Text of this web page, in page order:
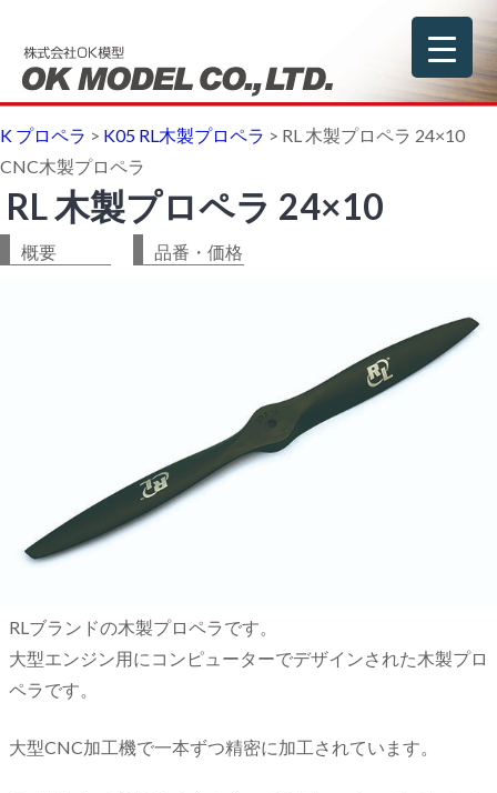
K プロペラ > K05 RL木製プロペラ > RL 木製プロペラ 24×10
CNC木製プロペラ
RL 木製プロペラ 24×10
概要 品番・価格
RLブランドの木製プロペラです。
大型エンジン用にコンピューターでデザインされた木製プロ
ペラです。
大型CNC加工機で一本ずつ精密に加工されています。